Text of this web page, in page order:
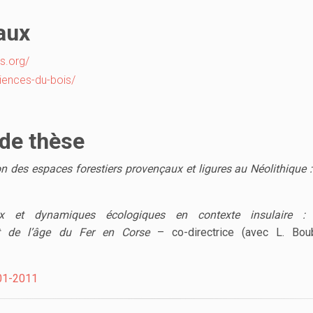
du-bois/
thèse
des espaces forestiers provençaux et ligures au Néolithique
et dynamiques écologiques en contexte insulaire :
de l’âge du Fer en Corse– co-directrice (avec L.
2011